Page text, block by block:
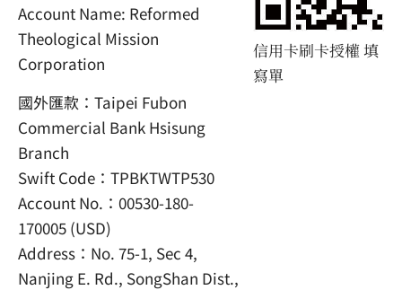
信用卡刷卡授權 填
寫單
Account Name: Reformed
Theological Mission
Corporation
國外匯款：Taipei Fubon
Commercial Bank Hsisung
Branch
Swift Code：TPBKTWTP530
Account No.：00530-180-
170005 (USD)
Address：No. 75-1, Sec 4,
Nanjing E. Rd., SongShan Dist.,